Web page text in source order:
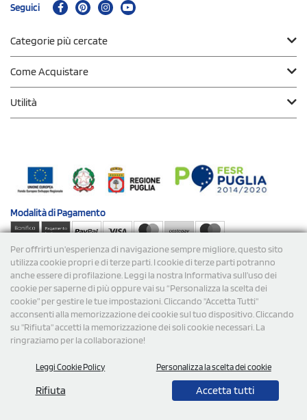
Per offrirti un'esperienza di navigazione sempre migliore, questo sito
utilizza cookie propri e di terze parti. I cookie di terze parti potranno
anche essere di profilazione. Leggi la nostra Informativa sull’uso dei
cookie per saperne di più oppure vai su “Personalizza la scelta dei
cookie” per gestire le tue impostazioni. Cliccando "Accetta Tutti"
acconsenti alla memorizzazione dei cookie sul tuo dispositivo. Cliccando
su "Rifiuta" accetti la memorizzazione dei soli cookie necessari. La
ringraziamo per la collaborazione!
Leggi Cookie Policy Personalizza la scelta dei cookie
Rifiuta Accetta tutti
0,00
Seguici
Categorie più cercate
Come Acquistare
Utilità
Modalità diPagamento
Spedizioni
P.Iva/C.F. 09734470967 - N° Rea MI-2110632